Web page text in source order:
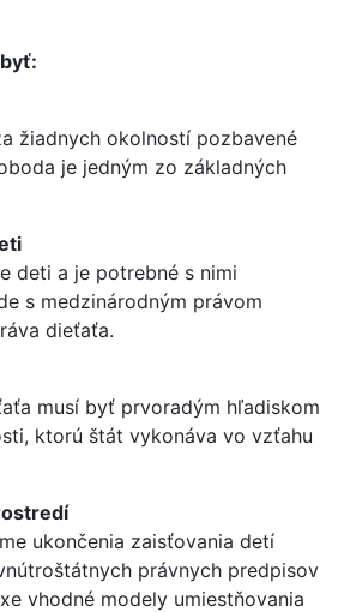
žiadnych okolností pozbavené
je jedným zo základných
deti a je potrebné s nimi
s medzinárodným právom
dieťaťa.
musí byť prvoradým hľadiskom
ktorú štát vykonáva vo vzťahu
ukončenia zaisťovania detí
právnych predpisov
vhodné modely umiestňovania